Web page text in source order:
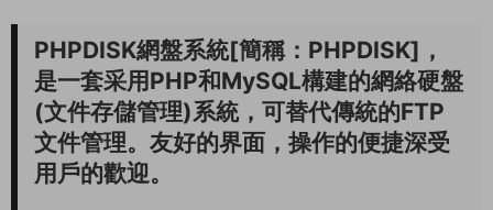
PHPDISK網盤系統[簡稱：PHPDISK]，
是一套采用PHP和MySQL構建的網絡硬盤
(文件存儲管理)系統，可替代傳統的FTP
文件管理。友好的界面，操作的便捷深受
用戶的歡迎。